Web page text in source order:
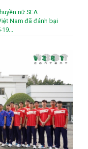
nữ SEA
Nam đã đánh bại